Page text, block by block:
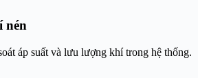
nén
áp suất và lưu lượng khí trong hệ thống.